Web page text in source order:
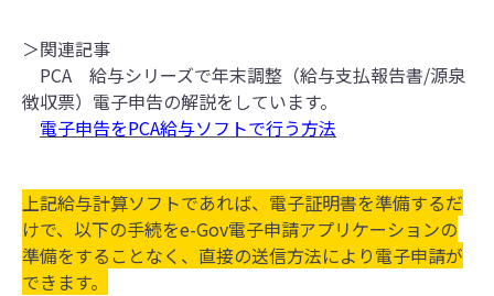
＞関連記事
PCA 給与シリーズで年末調整（給与支払報告書/源泉
徴収票）電子申告の解説をしています。
電子申告をPCA給与ソフトで行う方法
上記給与計算ソフトであれば、電子証明書を準備するだ
けで、以下の手続をe-Gov電子申請アプリケーションの
準備をすることなく、直接の送信方法により電子申請が
できます。